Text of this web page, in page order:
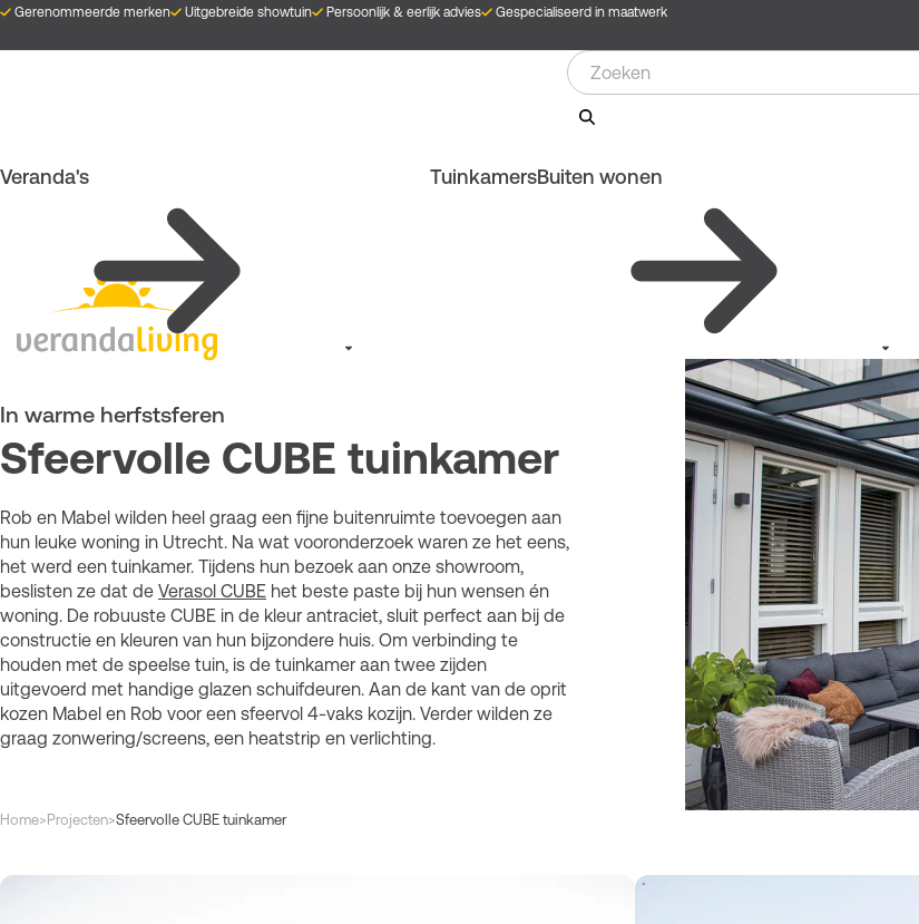
Overslaan
Gerenommeerde merken Uitgebreide showtuin Persoonlijk & eerlijk advies Gespecialiseerd in maatwerk
Veranda's TuinkamersBuiten wonen
In warme herfstsferen
Sfeervolle CUBE tuinkamer
Rob en Mabel wilden heel graag een fijne buitenruimte toevoegen aan
hun leuke woning in Utrecht. Na wat vooronderzoek waren ze het eens,
het werd een tuinkamer. Tijdens hun bezoek aan onze showroom,
beslisten ze dat de Verasol CUBE het beste paste bij hun wensen én
woning. De robuuste CUBE in de kleur antraciet, sluit perfect aan bij de
constructie en kleuren van hun bijzondere huis. Om verbinding te
houden met de speelse tuin, is de tuinkamer aan twee zijden
uitgevoerd met handige glazen schuifdeuren. Aan de kant van de oprit
kozen Mabel en Rob voor een sfeervol 4-vaks kozijn. Verder wilden ze
graag zonwering/screens, een heatstrip en verlichting.
Kruimelpad
Home> Projecten>Sfeervolle CUBE tuinkamer